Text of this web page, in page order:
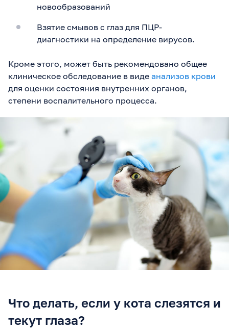
новообразований
Взятие смывов с глаз для ПЦР-
диагностики на определение вирусов.
Кроме этого, может быть рекомендовано общее
клиническое обследование в виде анализов крови
для оценки состояния внутренних органов,
степени воспалительного процесса.
Что делать, если у кота слезятся и
текут глаза?